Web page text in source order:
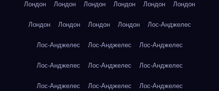
Лондон Лондон Лондон Лондон Лондон Лондон
Лондон Лондон Лондон Лондон Лос-Анджелес
Лос-Анджелес Лос-Анджелес Лос-Анджелес
Лос-Анджелес Лос-Анджелес Лос-Анджелес
Лос-Анджелес Лос-Анджелес Лос-Анджелес